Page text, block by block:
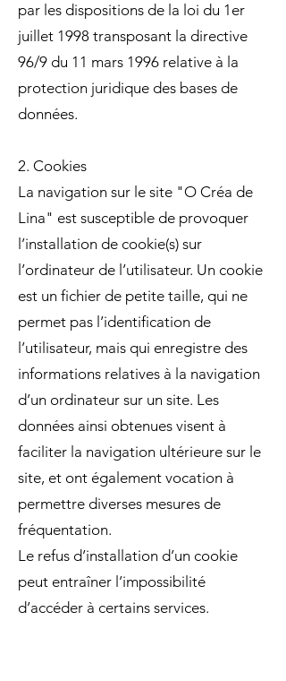
par les dispositions de la loi du 1er
juillet 1998 transposant la directive
96/9 du 11 mars 1996 relative à la
protection juridique des bases de
données.
2. Cookies
La navigation sur le site "O Créa de
Lina" est susceptible de provoquer
l’installation de cookie(s) sur
l’ordinateur de l’utilisateur. Un cookie
est un fichier de petite taille, qui ne
permet pas l’identification de
l’utilisateur, mais qui enregistre des
informations relatives à la navigation
d’un ordinateur sur un site. Les
données ainsi obtenues visent à
faciliter la navigation ultérieure sur le
site, et ont également vocation à
permettre diverses mesures de
fréquentation.
Le refus d’installation d’un cookie
peut entraîner l’impossibilité
d’accéder à certains services.